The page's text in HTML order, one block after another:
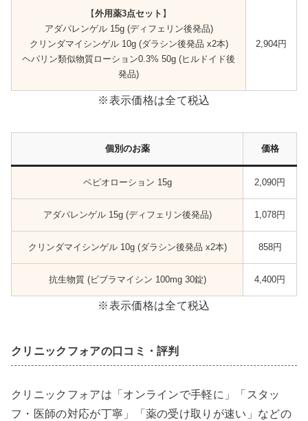
【外用薬3点セット 】
アダパレンゲル 15g (ディフェリン後発品)
クリンダマイシンゲル 10g (ダラシン後発品 x2本)
ヘパリン類似物質ローション0.3% 50g (ヒルドイド後
発品)
2,904円
※表示価格は全て税込
個別のお薬 価格
ベピオローション 15g 2,090円
アダパレンゲル 15g (ディフェリン後発品) 1,078円
クリンダマイシンゲル 10g (ダラシン後発品 x2本) 858円
抗生物質 (ビブラマイシン 100mg 30錠) 4,400円
※表示価格は全て税込
クリニックフォアの口コミ・評判
クリニックフォアは「オンラインで手軽に」「スタッ
フ・医師の対応が丁寧」「薬の受け取りが速い」などの